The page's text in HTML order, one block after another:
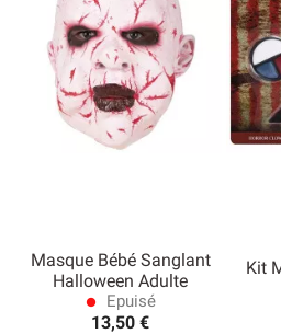
Masque Bébé Sanglant
Halloween Adulte
lens Epuisé
13,50 €
Kit